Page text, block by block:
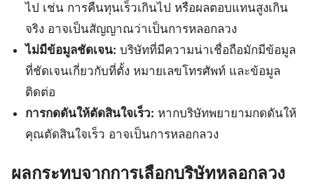
ไป เช่น การคืนทุนเร็วเกินไป หรือผลตอบแทนสูงเกิน
จริง อาจเป็นสัญญาณว่าเป็นการหลอกลวง
ไม่มีข้อมูลชัดเจน: บริษัทที่มีความน่าเชื่อถือมักมีข้อมูล
ที่ชัดเจนเกี่ยวกับที่ตั้ง หมายเลขโทรศัพท์ และข้อมูล
ติดต่อ
การกดดันให้ตัดสินใจเร็ว: หากบริษัทพยายามกดดันให้
คุณตัดสินใจเร็ว อาจเป็นการหลอกลวง
ผลกระทบจากการเลือกบริษัทหลอกลวง